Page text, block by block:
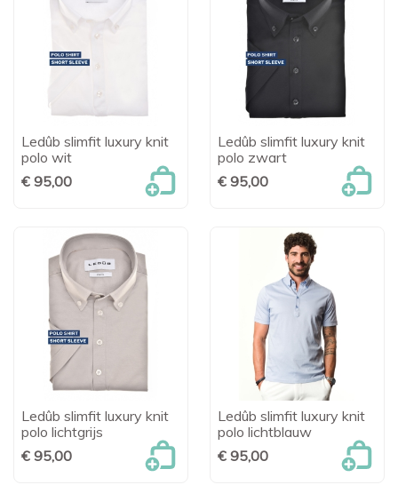
Ledûb slimfit luxury knit
polo wit
€ 95,00
Ledûb slimfit luxury knit
polo zwart
€ 95,00
Ledûb slimfit luxury knit
polo lichtgrijs
€ 95,00
Ledûb slimfit luxury knit
polo lichtblauw
€ 95,00